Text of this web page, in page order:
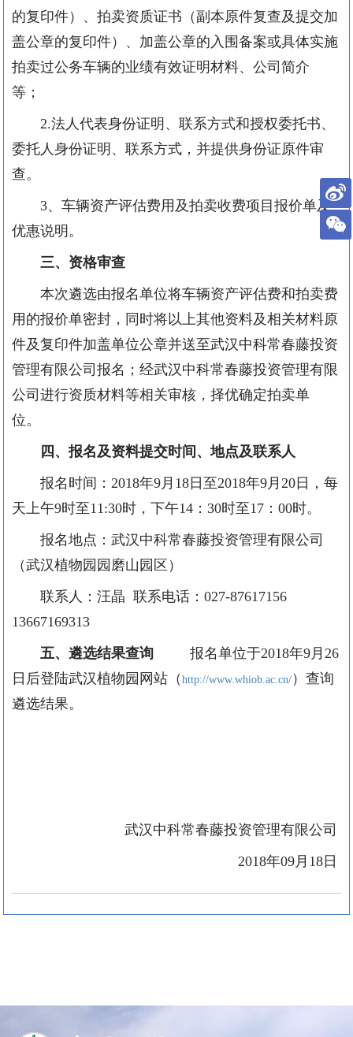
的复印件）、拍卖资质证书（副本原件复查及提交加
盖公章的复印件）、加盖公章的入围备案或具体实施
拍卖过公务车辆的业绩有效证明材料、公司简介
等；
2.法人代表身份证明、联系方式和授权委托书、
委托人身份证明、联系方式，并提供身份证原件审
查。
3、车辆资产评估费用及拍卖收费项目报价单及
优惠说明。
三、资格审查
本次遴选由报名单位将车辆资产评估费和拍卖费
用的报价单密封，同时将以上其他资料及相关材料原
件及复印件加盖单位公章并送至武汉中科常春藤投资
管理有限公司报名；经武汉中科常春藤投资管理有限
公司进行资质材料等相关审核，择优确定拍卖单
位。
四 、报名及资料提交时间、地点及联系人
报名时间： 2018年9 月 18日至2018年9 月 20日，每
天上午9时至11:30时，下午14 ： 30时至17 ： 00时。
报名地点：武汉中科常春藤投资管理有限公司
（武汉植物园园磨山园区）
联系人：汪晶 联系电话： 027-87617156
13667169313
五、遴选结果查询
报名单位于2018年9 月 26
日后登陆武汉植物园网站（ http://www.whiob.ac.cn/ ）查询
遴选结果。
武汉中科常春藤投资管理有限公司
2018年09 月 18日